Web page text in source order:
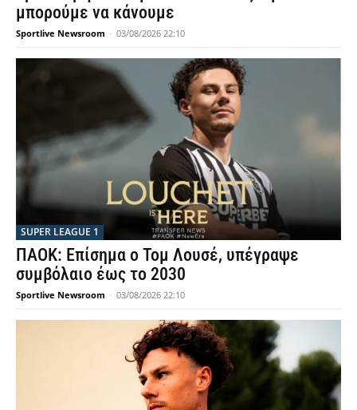
μπορούμε να κάνουμε
Sportlive Newsroom - 03/08/2026 22:10
SUPER LEAGUE 1
ΠΑΟΚ: Επίσημα ο Τομ Λουσέ, υπέγραψε
συμβόλαιο έως το 2030
Sportlive Newsroom - 03/08/2026 22:10